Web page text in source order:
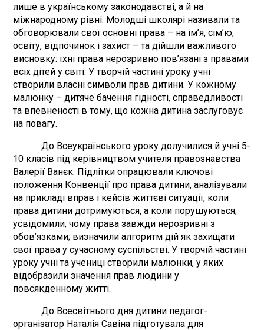
лише в українському законодавстві, а й на
міжнародному рівні. Молодші школярі називали та
обговорювали свої основні права – на ім’я, сім’ю,
освіту, відпочинок і захист – та дійшли важливого
висновку: їхні права нерозривно пов’язані з правами
всіх дітей у світі. У творчій частині уроку учні
створили власні символи прав дитини. У кожному
малюнку – дитяче бачення гідності, справедливості
та впевненості в тому, що кожна дитина заслуговує
на повагу.
До Всеукраїнського уроку долучилися й учні 5-
10 класів під керівництвом учителя правознавства
Валерії Ванєк. Підлітки опрацювали ключові
положення Конвенції про права дитини, аналізували
на прикладі вправ і кейсів життєві ситуації, коли
права дитини дотримуються, а коли порушуються;
усвідомили, чому права завжди нерозривні з
обов’язками; визначили алгоритм дій як захищати
свої права у сучасному суспільстві. У творчій частині
уроку учні та учениці створили малюнки, у яких
відобразили значення прав людини у
повсякденному житті.
До Всесвітнього дня дитини педагог-
організатор Наталія Савіна підготувала для